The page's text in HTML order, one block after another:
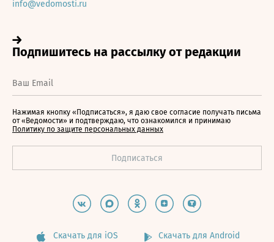
info@vedomosti.ru
Нажимая кнопку «Подписаться», я даю свое согласие получать письма
от «Ведомости» и подтверждаю, что ознакомился и принимаю
Политику по защите персональных данных
Скачать для iOS Скачать для Android